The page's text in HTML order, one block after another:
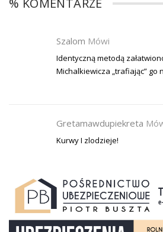
Szalom Mówi
Identyczną metodą
Michalkiewicza „trafiając” go
Gretamawdupiekreta
Kurwy I zlodzieje!